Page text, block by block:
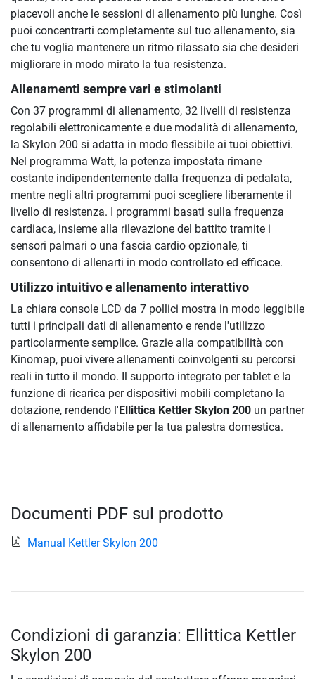
piacevoli anche le sessioni di allenamento più lunghe. Così
puoi concentrarti completamente sul tuo allenamento, sia
che tu voglia mantenere un ritmo rilassato sia che desideri
migliorare in modo mirato la tua resistenza.
Allenamenti sempre vari e stimolanti
Con 37 programmi di allenamento, 32 livelli di resistenza
regolabili elettronicamente e due modalità di allenamento,
la Skylon 200 si adatta in modo flessibile ai tuoi obiettivi.
Nel programma Watt, la potenza impostata rimane
costante indipendentemente dalla frequenza di pedalata,
mentre negli altri programmi puoi scegliere liberamente il
livello di resistenza. I programmi basati sulla frequenza
cardiaca, insieme alla rilevazione del battito tramite i
sensori palmari o una fascia cardio opzionale, ti
consentono di allenarti in modo controllato ed efficace.
Utilizzo intuitivo e allenamento interattivo
La chiara console LCD da 7 pollici mostra in modo leggibile
tutti i principali dati di allenamento e rende l'utilizzo
particolarmente semplice. Grazie alla compatibilità con
Kinomap, puoi vivere allenamenti coinvolgenti su percorsi
reali in tutto il mondo. Il supporto integrato per tablet e la
funzione di ricarica per dispositivi mobili completano la
dotazione, rendendo l'Ellittica Kettler Skylon 200 un partner
di allenamento affidabile per la tua palestra domestica.
Documenti PDF sul prodotto
Manual Kettler Skylon 200
Condizioni di garanzia: Ellittica Kettler
Skylon 200